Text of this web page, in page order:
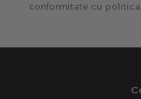
conformitate cu